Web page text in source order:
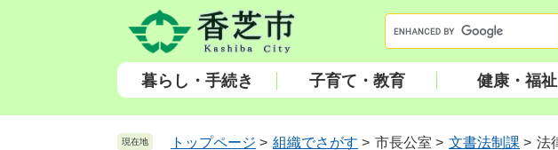
頭
飛
ー
ワ
ー
暮らし・手続き 子育て・教育 健康・福祉
現在地 トップページ > 組織でさがす > 市長公室 > 文書法制課 > 法